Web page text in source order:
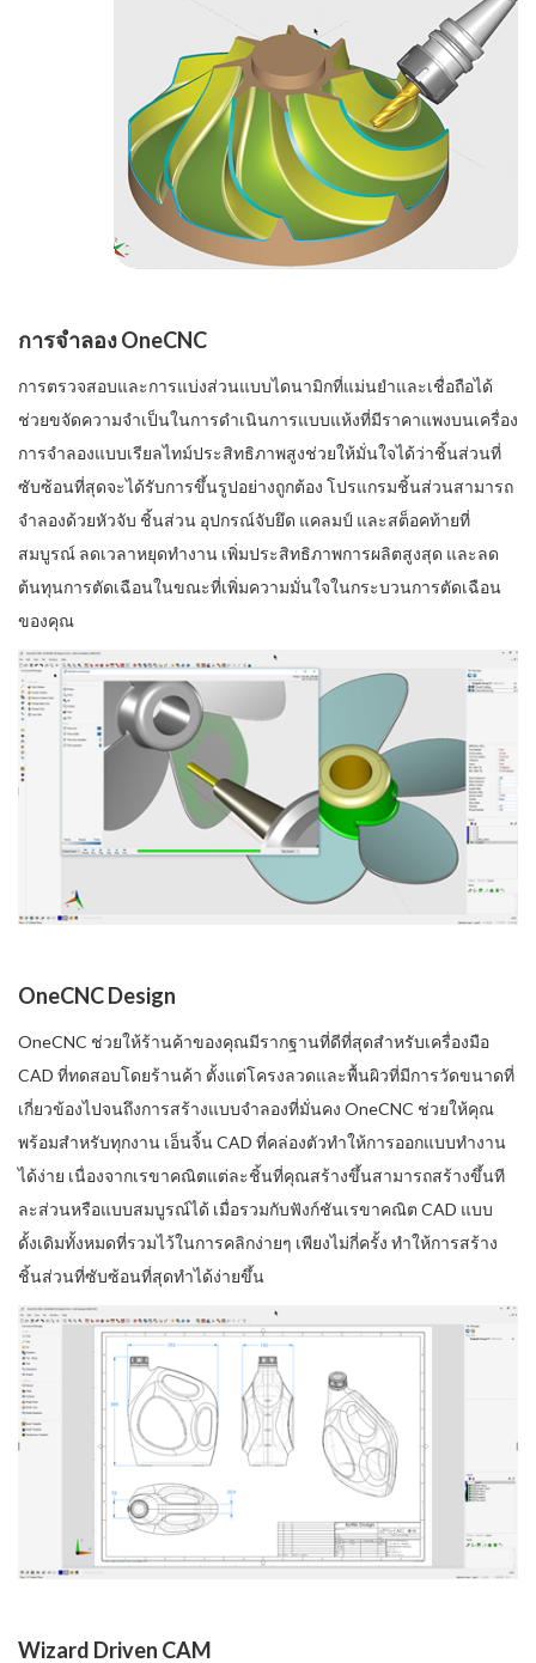
การจำลอง OneCNC
การตรวจสอบและการแบ่งส่วนแบบไดนามิกที่แม่นยำและเชื่อถือได้
ช่วยขจัดความจำเป็นในการดำเนินการแบบแห้งที่มีราคาแพงบนเครื่อง
การจำลองแบบเรียลไทม์ประสิทธิภาพสูงช่วยให้มั่นใจได้ว่าชิ้นส่วนที่
ซับซ้อนที่สุดจะได้รับการขึ้นรูปอย่างถูกต้อง โปรแกรมชิ้นส่วนสามารถ
จำลองด้วยหัวจับ ชิ้นส่วน อุปกรณ์จับยึด แคลมป์ และสต็อคท้ายที่
สมบูรณ์ ลดเวลาหยุดทำงาน เพิ่มประสิทธิภาพการผลิตสูงสุด และลด
ต้นทุนการตัดเฉือนในขณะที่เพิ่มความมั่นใจในกระบวนการตัดเฉือน
ของคุณ
OneCNC Design
OneCNC ช่วยให้ร้านค้าของคุณมีรากฐานที่ดีที่สุดสำหรับเครื่องมือ
CAD ที่ทดสอบโดยร้านค้า ตั้งแต่โครงลวดและพื้นผิวที่มีการวัดขนาดที่
เกี่ยวข้องไปจนถึงการสร้างแบบจำลองที่มั่นคง OneCNC ช่วยให้คุณ
พร้อมสำหรับทุกงาน เอ็นจิ้น CAD ที่คล่องตัวทำให้การออกแบบทำงาน
ได้ง่าย เนื่องจากเรขาคณิตแต่ละชิ้นที่คุณสร้างขึ้นสามารถสร้างขึ้นที
ละส่วนหรือแบบสมบูรณ์ได้ เมื่อรวมกับฟังก์ชันเรขาคณิต CAD แบบ
ดั้งเดิมทั้งหมดที่รวมไว้ในการคลิกง่ายๆ เพียงไม่กี่ครั้ง ทำให้การสร้าง
ชิ้นส่วนที่ซับซ้อนที่สุดทำได้ง่ายขึ้น
Wizard Driven CAM